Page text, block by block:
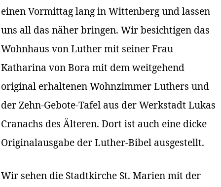
einen Vormittag lang in Wittenberg und lassen
uns all das näher bringen. Wir besichtigen das
Wohnhaus von Luther mit seiner Frau
Katharina von Bora mit dem weitgehend
original erhaltenen Wohnzimmer Luthers und
der Zehn-Gebote-Tafel aus der Werkstadt Lukas
Cranachs des Älteren. Dort ist auch eine dicke
Originalausgabe der Luther-Bibel ausgestellt.
Wir sehen die Stadtkirche St. Marien mit der